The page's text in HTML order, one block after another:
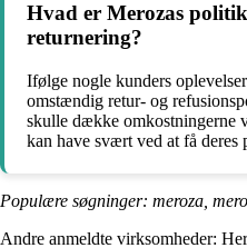
Hvad er Merozas
returnering?
Ifølge nogle kunders
omstændig retur- og
skulle dække omkostningerne
kan have svært ved at få deres
Populære søgninger: meroza,
Andre anmeldte virksomheder: